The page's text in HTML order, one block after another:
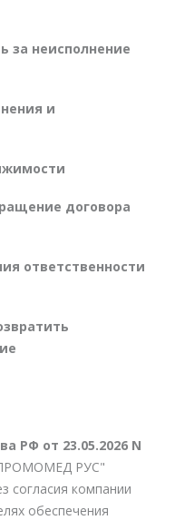
за неисполнение
и
договора
ответственности
РФ от 23.05.2026 N
РУС"
согласия компании
обеспечения